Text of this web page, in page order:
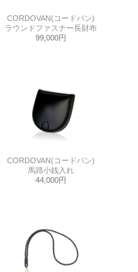
CORDOVAN(コードバン)
ラウンドファスナー長財布
99,000円
CORDOVAN(コードバン)
馬蹄小銭入れ
44,000円